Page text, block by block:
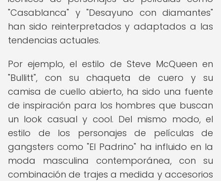
"Casablanca" y "Desayuno con diamantes"
han sido reinterpretados y adaptados a las
tendencias actuales.
Por ejemplo, el estilo de Steve McQueen en
"Bullitt", con su chaqueta de cuero y su
camisa de cuello abierto, ha sido una fuente
de inspiración para los hombres que buscan
un look casual y cool. Del mismo modo, el
estilo de los personajes de películas de
gangsters como "El Padrino" ha influido en la
moda masculina contemporánea, con su
combinación de trajes a medida y accesorios